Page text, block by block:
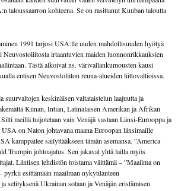
taloussaarron kohteena. Se on rasittanut Kuuban taloutta
1991 tarjosi USA:lle uuden mahdollisuuden hyötyä
Neuvostoliitosta irtaantuvien maiden luonnonrikkauksien
Tästä alkoivat ns. värivallankumousten kausi
entisen Neuvostoliiton reuna-alueiden liittovaltioissa.
suurvaltojen keskinäisen valtataistelun laajuutta ja
Kiinan, Intian, Latinalaisen Amerikan ja Afrikan
meillä tuijotetaan vain Venäjä vastaan Länsi-Eurooppa ja
on Naton johtavana maana Euroopan länsimaille
kamppailee säilyttääkseen tämän asemansa. ”America
Trumpin johtoajatus. Sen jakavat yhtä lailla myös
Läntisen lehdistön toistama väittämä – ”Maailma on
pyrkii esittämään maailman nykytilanteen
selityksenä Ukrainan sotaan ja Venäjän eristämisen